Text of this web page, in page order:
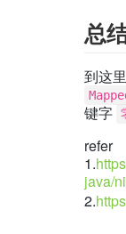
总
到这
键字
refer
1.
java/
2.